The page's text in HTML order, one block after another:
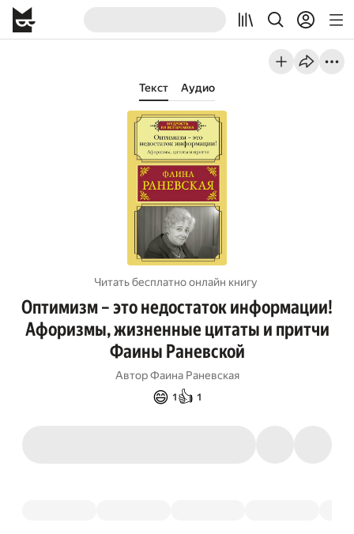
Текст Аудио
Читать бесплатно онлайн книгу
Оптимизм – это недостаток информации!
Афоризмы, жизненные цитаты и притчи
Фаины Раневской
Автор Фаина Раневская
😄 1 👍 1